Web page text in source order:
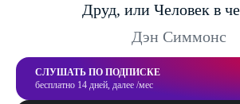
Друд, или Человек в
Дэн Симмонс
СЛУШАТЬ ПО ПОДПИСКЕ
бесплатно 14 дней, далее /мес